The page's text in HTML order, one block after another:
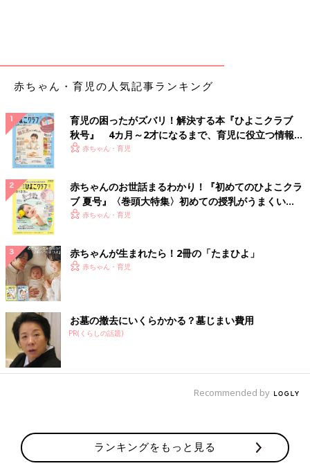
赤ちゃん・育児の人気記事ランキング
育児の困ったがズバリ！解決する本『ひよこクラブ
秋号』 4カ月～2才になるまで、育児に役立つ情報が
いっぱい！
赤ちゃん・育児
赤ちゃんのお世話まるわかり！『初めてのひよこクラ
ブ 夏号』〈巻頭大特集〉初めての授乳がうまくい
く！ おっぱい・ミルクの基本と夏のトラブル 解決テ
赤ちゃん・育児
赤ちゃんが生まれたら！2冊の「たまひよ」
赤ちゃん・育児
お墓の撤去にいくらかかる？墓じまい費用
PR(くらしの話題)
Recommended by
ランキングをもっと見る